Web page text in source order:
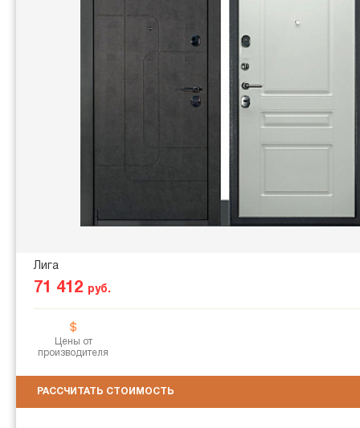
Лига
71 412 руб.
Цены от
производителя
РАССЧИТАТЬ СТОИМОСТЬ